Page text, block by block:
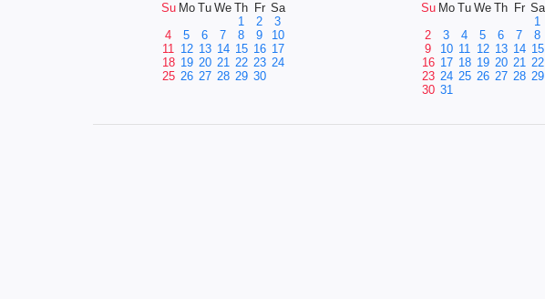
Su Mo Tu We Th Fr Sa
1
2
3
4
5 6 7 8 9
10
11 12 13 14 15 16 17
18 19 20 21 22 23 24
25 26 27 28 29 30
Su Mo Tu We Th Fr Sa
1
2
3 4 5 6 7
8
9
10 11 12 13 14 15
16 17 18 19 20 21 22
23 24 25 26 27 28 29
30 31